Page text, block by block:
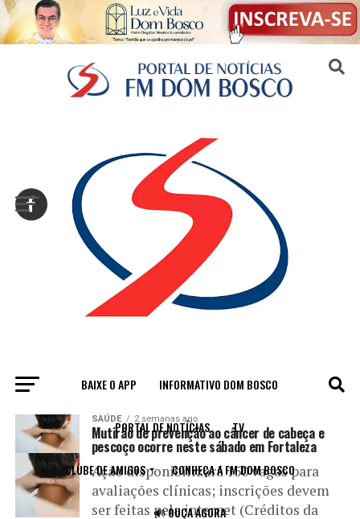
BAIXE O APP INFORMATIVO DOM BOSCO
PORTAL DE NOTÍCIAS TV
CLUBE DE AMIGOS CONHEÇA A FM DOM BOSCO
🔊 OUÇA AGORA
All posts tagged "casos"
SAÚDE 2 semanas ago
Mutirão de prevenção ao câncer de cabeça e
pescoço ocorre neste sábado em Fortaleza
Ação disponibilizará 150 vagas para
avaliações clínicas; inscrições devem
ser feitas pela internet (Créditos da
Sair da versão mobile